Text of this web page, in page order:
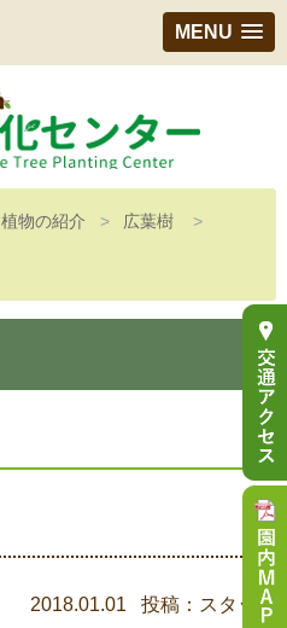
MENU
植物の紹介 広葉樹
2018.01.01 投稿：スタッフ